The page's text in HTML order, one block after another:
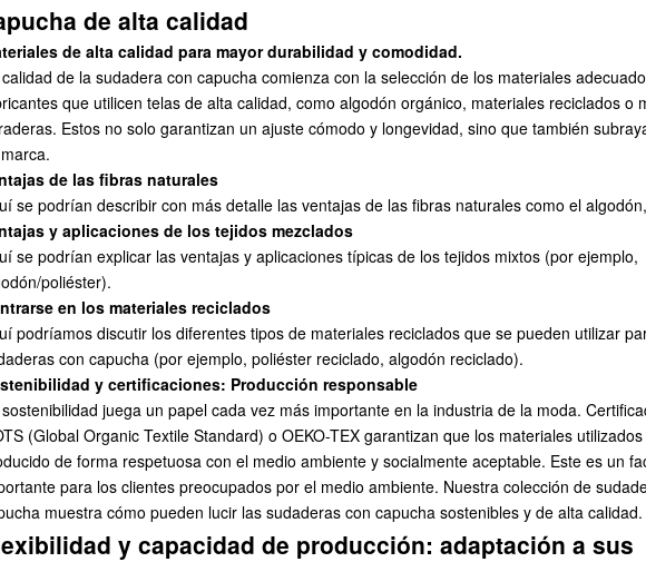
de alta calidad
de alta calidad para mayor durabilidad y comodidad.
de la sudadera con capucha comienza con la selección de los materiales
que utilicen telas de alta calidad, como algodón orgánico, materiales reciclados o
Estos no solo garantizan un ajuste cómodo y longevidad, sino que también
de las fibras naturales
se podrían describir con más detalle las ventajas de las fibras naturales como el
y aplicaciones de los tejidos mezclados
se podrían explicar las ventajas y aplicaciones típicas de los tejidos mixtos (por ejemplo,
poliéster).
en los materiales reciclados
podríamos discutir los diferentes tipos de materiales reciclados que se pueden utilizar
con capucha (por ejemplo, poliéster reciclado, algodón reciclado).
y certificaciones: Producción responsable
juega un papel cada vez más importante en la industria de la moda.
(Global Organic Textile Standard) o OEKO-TEX garantizan que los materiales
de forma respetuosa con el medio ambiente y socialmente aceptable. Este es un
para los clientes preocupados por el medio ambiente. Nuestra colección de
muestra cómo pueden lucir las sudaderas con capucha sostenibles y de alta calidad.
y capacidad de producción: adaptación a sus